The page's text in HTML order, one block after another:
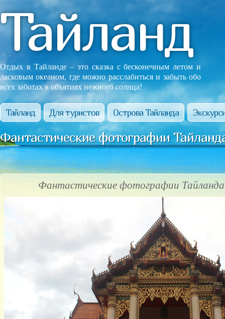
Тайланд
Отдых в Тайланде – это сказка с бесконечным летом и
ласковым океаном, где можно расслабиться и забыть обо
всех заботах в объятиях нежного солнца!
Тайланд Для туристов Острова Тайланда
Фантастические фотографии
Фантастические фотографии